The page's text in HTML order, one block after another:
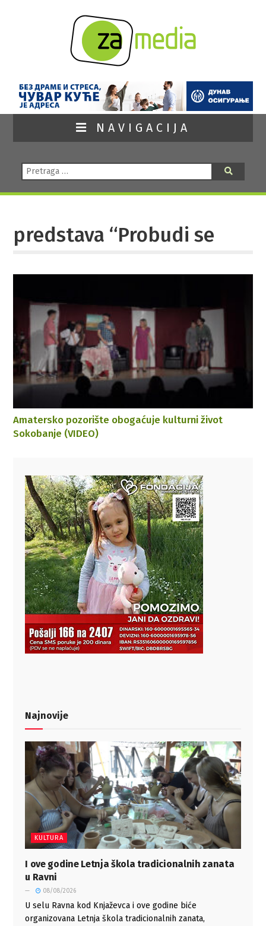
NAVIGACIJA
Pretraga:
predstava “Probudi se
Amatersko pozorište obogaćuje kulturni život
Sokobanje (VIDEO)
Najnovije
KULTURA
I ove godine Letnja škola tradicionalnih zanata
u Ravni
08/08/2026
U selu Ravna kod Knjaževca i ove godine biće
organizovana Letnja škola tradicionalnih zanata,